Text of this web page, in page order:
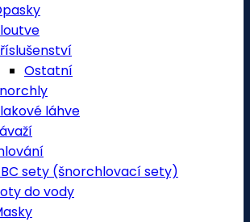
Ostatní
láhve
sety (šnorchlovací sety)
do vody